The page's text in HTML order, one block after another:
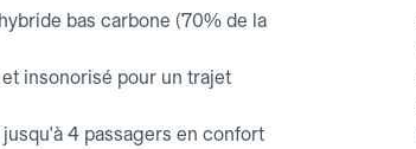
bas carbone (70% de la
insonorisé pour un trajet
4 passagers en confort